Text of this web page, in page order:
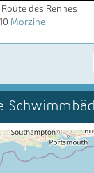
Route des Rennes
Morzine